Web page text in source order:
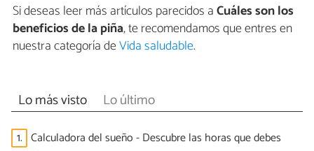
Si deseas leer más artículos parecidos aCuáles son los
beneficios de la piña, te recomendamos que entres en
nuestra categoría deVida saludable.
Lo más visto Lo último
1. Calculadora del sueño - Descubre las horas que debes